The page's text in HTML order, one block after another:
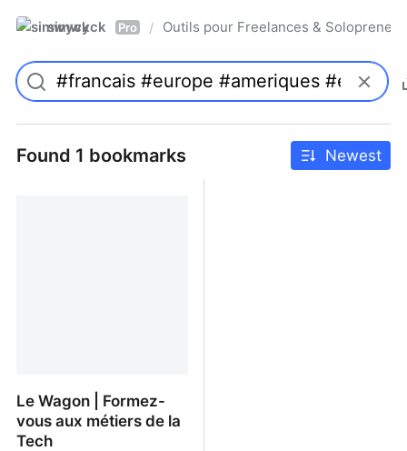
simwyck Pro / Outils pour Freelances &
Found 1 bookmarks Newest
Le Wagon | Formez-
vous aux métiers de la
Tech